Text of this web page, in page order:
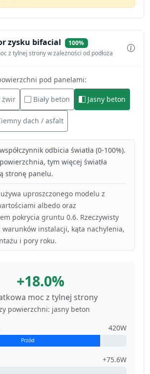
zysku bifacial
100%
z tylnej strony w zależności od podłoża
pod panelami:
żwir Biały beton Jasny beton
dach / asfalt
odbicia światła (0-100%).
tym więcej światła
stronę panelu.
uproszczonego modelu z
albedo oraz
pokrycia gruntu 0.6. Rzeczywisty
warunków instalacji, kąta nachylenia,
i pory roku.
+18.0%
moc z tylnej strony
powierzchni: jasny beton
420W
Przód
+75.6W